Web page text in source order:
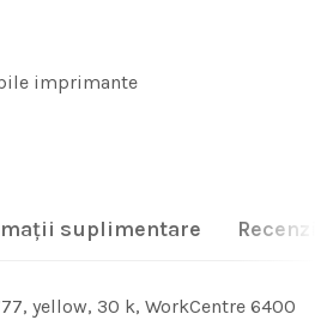
imprimante
suplimentare Recenzii
yellow, 30 k, WorkCentre 6400